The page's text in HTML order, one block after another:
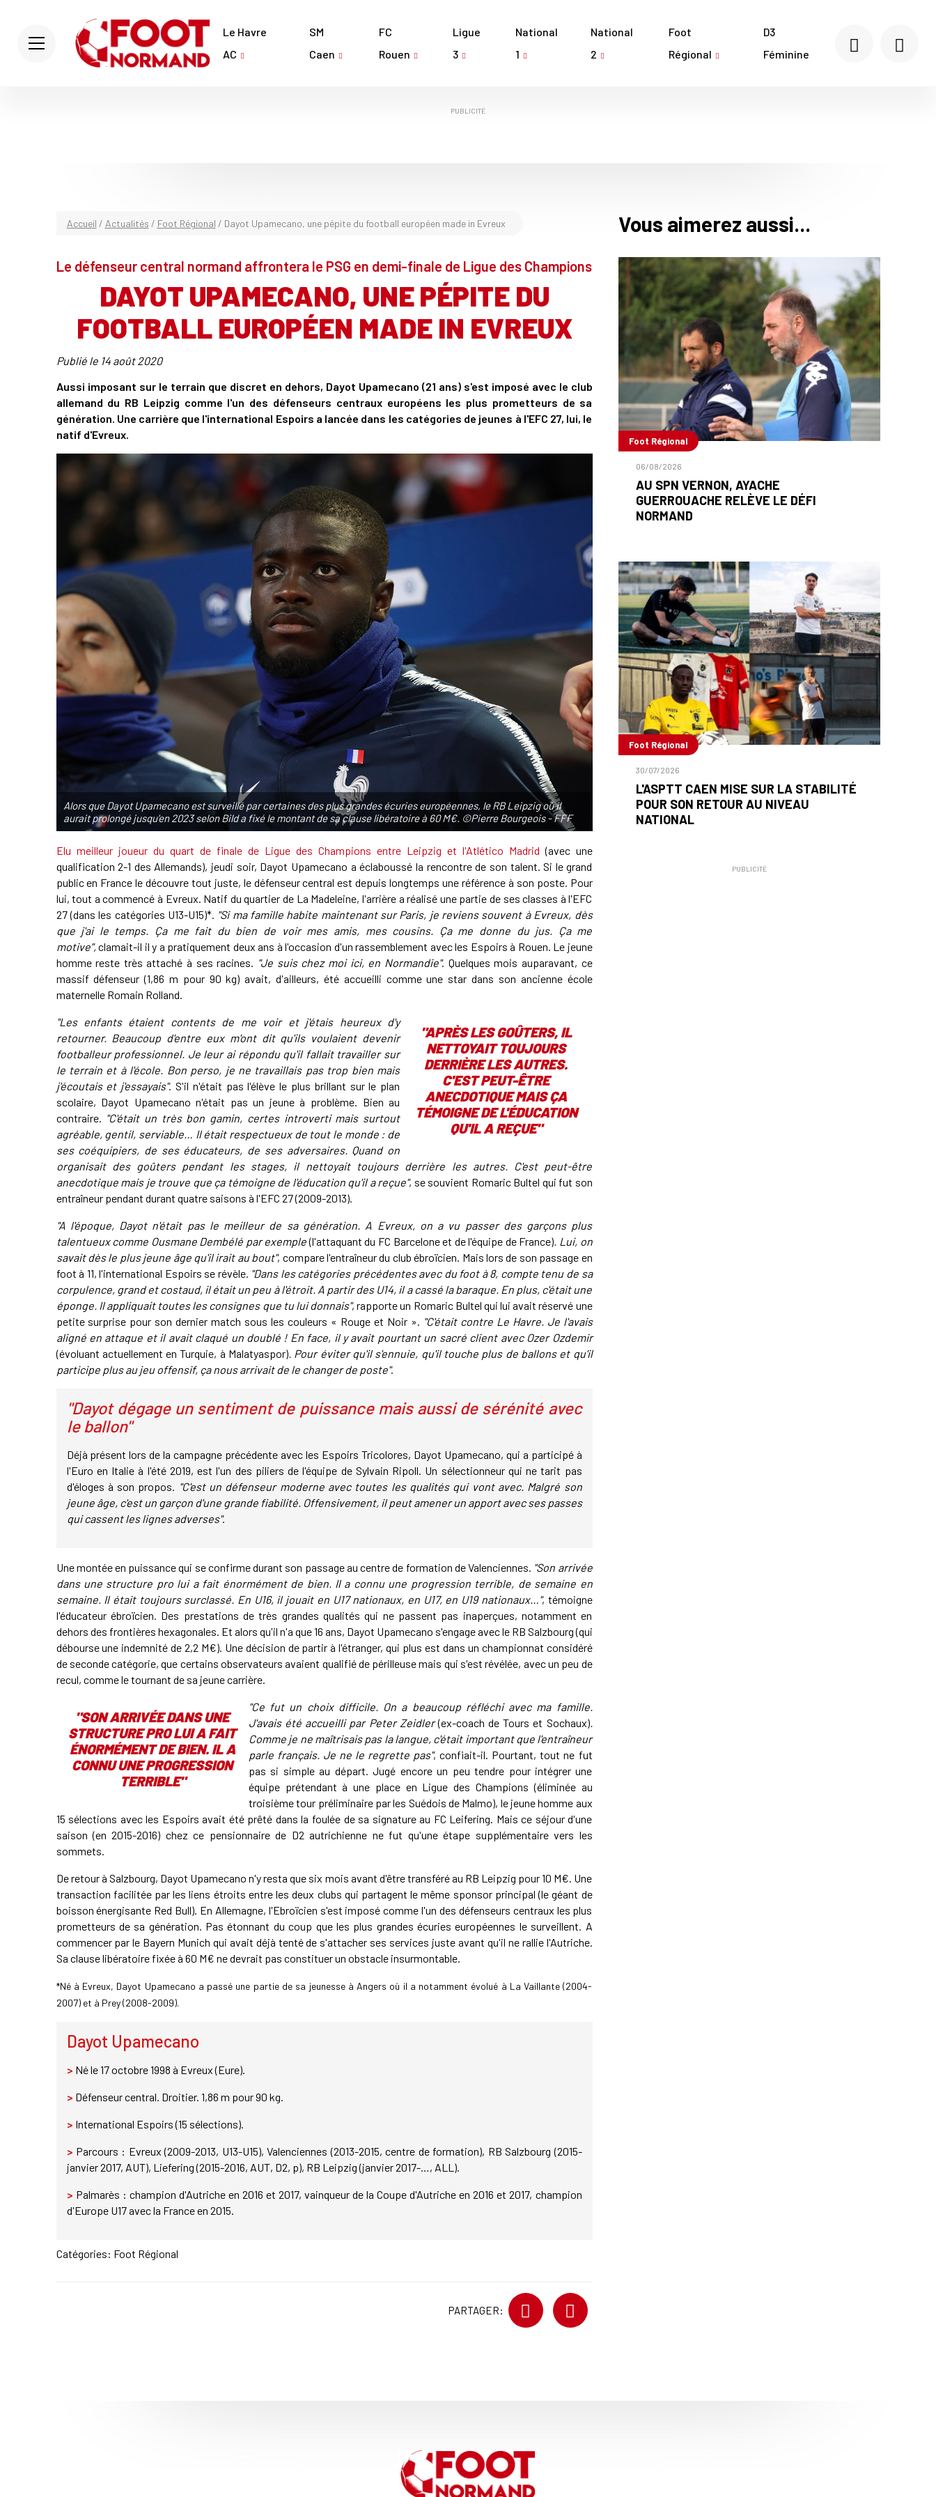
Le Havre
AC
SM
Caen
FC
Rouen
Ligue
3
National
1
National
2
Foot
Régional
D3
Féminine
PUBLICITÉ
Accueil / Actualités / Foot Régional / Dayot Upamecano, une pépite du football européen made in Evreux
Le défenseur central normand affrontera le PSG en demi-finale de Ligue des Champions
DAYOT UPAMECANO, UNE PÉPITE DU
FOOTBALL EUROPÉEN MADE IN EVREUX
Publié le 14 août 2020
Aussi imposant sur le terrain que discret en dehors, Dayot Upamecano (21 ans) s'est imposé avec le club
allemand du RB Leipzig comme l'un des défenseurs centraux européens les plus prometteurs de sa
génération. Une carrière que l'international Espoirs a lancée dans les catégories de jeunes à l'EFC 27, lui, le
natif d'Evreux.
Alors que Dayot Upamecano est surveillé par certaines des plus grandes écuries européennes, le RB Leipzig où il
aurait prolongé jusqu'en 2023 selon Bild a fixé le montant de sa clause libératoire à 60 M€. ©Pierre Bourgeois - FFF
Elu meilleur joueur du quart de finale de Ligue des Champions entre Leipzig et l'Atlético Madrid (avec une
qualification 2-1 des Allemands), jeudi soir, Dayot Upamecano a éclaboussé la rencontre de son talent. Si le grand
public en France le découvre tout juste, le défenseur central est depuis longtemps une référence à son poste. Pour
lui, tout a commencé à Evreux. Natif du quartier de La Madeleine, l'arrière a réalisé une partie de ses classes à l'EFC
27 (dans les catégories U13-U15)*. "Si ma famille habite maintenant sur Paris, je reviens souvent à Evreux, dès
que j'ai le temps. Ça me fait du bien de voir mes amis, mes cousins. Ça me donne du jus. Ça me
motive",clamait-il il y a pratiquement deux ans à l'occasion d'un rassemblement avec les Espoirs à Rouen. Le jeune
homme reste très attaché à ses racines. "Je suis chez moi ici, en Normandie". Quelques mois auparavant, ce
massif défenseur (1,86 m pour 90 kg) avait, d'ailleurs, été accueilli comme une star dans son ancienne école
maternelle Romain Rolland.
"APRÈS LES GOÛTERS, IL
NETTOYAIT TOUJOURS
DERRIÈRE LES AUTRES.
C'EST PEUT-ÊTRE
ANECDOTIQUE MAIS ÇA
TÉMOIGNE DE L'ÉDUCATION
QU'IL A REÇUE"
"Les enfants étaient contents de me voir et j'étais heureux d'y
retourner. Beaucoup d'entre eux m'ont dit qu'ils voulaient devenir
footballeur professionnel. Je leur ai répondu qu'il fallait travailler sur
le terrain et à l'école. Bon perso, je ne travaillais pas trop bien mais
j'écoutais et j'essayais". S'il n'était pas l'élève le plus brillant sur le plan
scolaire, Dayot Upamecano n'était pas un jeune à problème. Bien au
contraire. "C'était un très bon gamin, certes introverti mais surtout
agréable, gentil, serviable… Il était respectueux de tout le monde : de
ses coéquipiers, de ses éducateurs, de ses adversaires. Quand on
organisait des goûters pendant les stages, il nettoyait toujours derrière les autres. C'est peut-être
anecdotique mais je trouve que ça témoigne de l'éducation qu'il a reçue", se souvient Romaric Bultel qui fut son
entraîneur pendant durant quatre saisons à l'EFC 27 (2009-2013).
"A l'époque, Dayot n'était pas le meilleur de sa génération. A Evreux, on a vu passer des garçons plus
talentueux comme Ousmane Dembélé par exemple(l'attaquant du FC Barcelone et de l'équipe de France). Lui, on
savait dès le plus jeune âge qu'il irait au bout", compare l'entraîneur du club ébroïcien. Mais lors de son passage en
foot à 11, l'international Espoirs se révèle. "Dans les catégories précédentes avec du foot à 8, compte tenu de sa
corpulence, grand et costaud, il était un peu à l'étroit. A partir des U14, il a cassé la baraque. En plus, c'était une
éponge. Il appliquait toutes les consignes que tu lui donnais", rapporte un Romaric Bultel qui lui avait réservé une
petite surprise pour son dernier match sous les couleurs « Rouge et Noir ». "C'était contre Le Havre. Je l'avais
aligné en attaque et il avait claqué un doublé ! En face, il y avait pourtant un sacré client avec Ozer Ozdemir
(évoluant actuellement en Turquie, à Malatyaspor). Pour éviter qu'il s'ennuie, qu'il touche plus de ballons et qu'il
participe plus au jeu offensif, ça nous arrivait de le changer de poste".
"Dayot dégage un sentiment de puissance mais aussi de sérénité avec
le ballon"
Déjà présent lors de la campagne précédente avec les Espoirs Tricolores, Dayot Upamecano, qui a participé à
l'Euro en Italie à l'été 2019, est l'un des piliers de l'équipe de Sylvain Ripoll. Un sélectionneur qui ne tarit pas
d'éloges à son propos. "C'est un défenseur moderne avec toutes les qualités qui vont avec. Malgré son
jeune âge, c'est un garçon d'une grande fiabilité. Offensivement, il peut amener un apport avec ses passes
qui cassent les lignes adverses".
Une montée en puissance qui se confirme durant son passage au centre de formation de Valenciennes. "Son arrivée
dans une structure pro lui a fait énormément de bien. Il a connu une progression terrible, de semaine en
semaine. Il était toujours surclassé. En U16, il jouait en U17 nationaux, en U17, en U19 nationaux…", témoigne
l'éducateur ébroïcien. Des prestations de très grandes qualités qui ne passent pas inaperçues, notamment en
dehors des frontières hexagonales. Et alors qu'il n'a que 16 ans, Dayot Upamecano s'engage avec le RB Salzbourg (qui
débourse une indemnité de 2,2 M€). Une décision de partir à l'étranger, qui plus est dans un championnat considéré
de seconde catégorie, que certains observateurs avaient qualifié de périlleuse mais qui s'est révélée, avec un peu de
recul, comme le tournant de sa jeune carrière.
"SON ARRIVÉE DANS UNE
STRUCTURE PRO LUI A FAIT
ÉNORMÉMENT DE BIEN. IL A
CONNU UNE PROGRESSION
TERRIBLE"
"Ce fut un choix difficile. On a beaucoup réfléchi avec ma famille.
J'avais été accueilli par Peter Zeidler(ex-coach de Tours et Sochaux).
Comme je ne maîtrisais pas la langue, c'était important que l'entraîneur
parle français. Je ne le regrette pas", confiait-il. Pourtant, tout ne fut
pas si simple au départ. Jugé encore un peu tendre pour intégrer une
équipe prétendant à une place en Ligue des Champions (éliminée au
troisième tour préliminaire par les Suédois de Malmo), le jeune homme aux
15 sélections avec les Espoirs avait été prêté dans la foulée de sa signature au FC Leifering. Mais ce séjour d'une
saison (en 2015-2016) chez ce pensionnaire de D2 autrichienne ne fut qu'une étape supplémentaire vers les
sommets.
De retour à Salzbourg, Dayot Upamecano n'y resta que six mois avant d'être transféré au RB Leipzig pour 10 M€. Une
transaction facilitée par les liens étroits entre les deux clubs qui partagent le même sponsor principal (le géant de
boisson énergisante Red Bull). En Allemagne, l'Ebroïcien s'est imposé comme l'un des défenseurs centraux les plus
prometteurs de sa génération. Pas étonnant du coup que les plus grandes écuries européennes le surveillent. A
commencer par le Bayern Munich qui avait déjà tenté de s'attacher ses services juste avant qu'il ne rallie l'Autriche.
Sa clause libératoire fixée à 60 M€ ne devrait pas constituer un obstacle insurmontable.
*Né à Evreux, Dayot Upamecano a passé une partie de sa jeunesse à Angers où il a notamment évolué à La Vaillante (2004-
2007) et à Prey (2008-2009).
Dayot Upamecano
> Né le 17 octobre 1998 à Evreux (Eure).
> Défenseur central. Droitier. 1,86 m pour 90 kg.
> International Espoirs (15 sélections).
> Parcours : Evreux (2009-2013, U13-U15), Valenciennes (2013-2015, centre de formation), RB Salzbourg (2015-
janvier 2017, AUT), Liefering (2015-2016, AUT, D2, p), RB Leipzig (janvier 2017-…, ALL).
> Palmarès : champion d'Autriche en 2016 et 2017, vainqueur de la Coupe d'Autriche en 2016 et 2017, champion
d'Europe U17 avec la France en 2015.
Catégories: Foot Régional
PARTAGER:
Vous aimerez aussi...
Foot Régional
06/08/2026
AU SPN VERNON, AYACHE
GUERROUACHE RELÈVE LE DÉFI
NORMAND
Foot Régional
30/07/2026
L'ASPTT CAEN MISE SUR LA STABILITÉ
POUR SON RETOUR AU NIVEAU
NATIONAL
PUBLICITÉ